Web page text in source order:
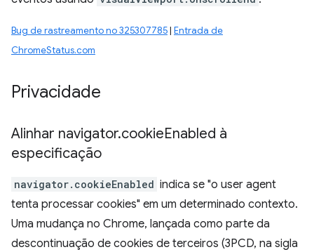
Bug de rastreamento no 325307785| Entrada de
ChromeStatus.com
Privacidade
Alinhar navigator.cookieEnabled à
especificação
navigator.cookieEnabled indica se "o user agent
tenta processar cookies" em um determinado contexto.
Uma mudança no Chrome, lançada como parte da
descontinuação de cookies de terceiros (3PCD, na sigla